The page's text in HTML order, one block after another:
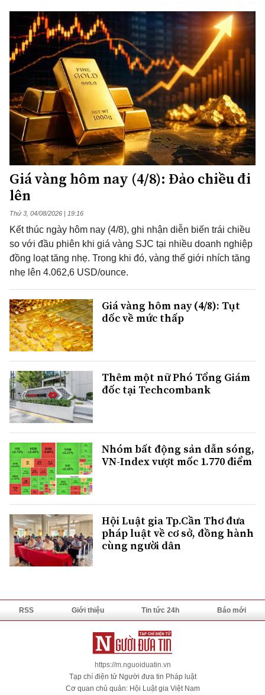
Giá vàng hôm nay (4/8): Đảo chiều đi
lên
Thứ 3, 04/08/2026 | 19:16
Kết thúc ngày hôm nay (4/8), ghi nhận diễn biến trái chiều
so với đầu phiên khi giá vàng SJC tại nhiều doanh nghiệp
đồng loạt tăng nhẹ. Trong khi đó, vàng thế giới nhích tăng
nhẹ lên 4.062,6 USD/ounce.
Giá vàng hôm nay (4/8): Tụt
dốc về mức thấp
Thêm một nữ Phó Tổng Giám
đốc tại Techcombank
Nhóm bất động sản dẫn sóng,
VN-Index vượt mốc 1.770 điểm
Hội Luật gia Tp.Cần Thơ đưa
pháp luật về cơ sở, đồng hành
cùng người dân
RSS Giới thiệu Tin tức 24h Báo mới
https://m.nguoiduatin.vn
Tạp chí điện tử Người đưa tin Pháp luật
Cơ quan chủ quản: Hội Luật gia Việt Nam